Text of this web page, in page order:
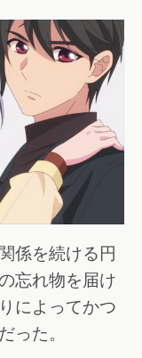
係を続ける円
忘れ物を届け
によってかつ
った。